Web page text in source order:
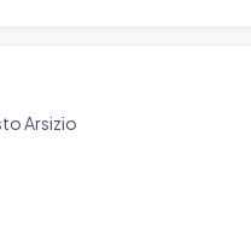
Arsizio